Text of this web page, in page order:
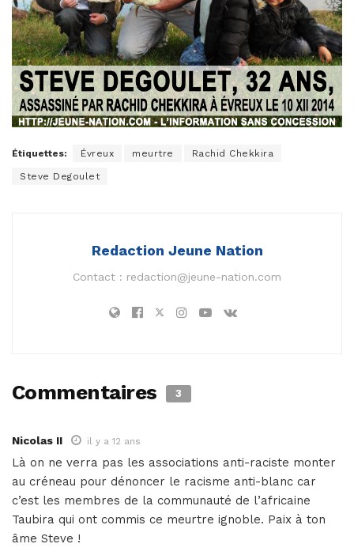
Étiquettes: Évreux meurtre Rachid Chekkira
Steve Degoulet
Redaction Jeune Nation
Contact : redaction@jeune-nation.com
Commentaires 3
Nicolas II il y a 12 ans
Là on ne verra pas les associations anti-raciste monter
au créneau pour dénoncer le racisme anti-blanc car
c’est les membres de la communauté de l’africaine
Taubira qui ont commis ce meurtre ignoble. Paix à ton
âme Steve !